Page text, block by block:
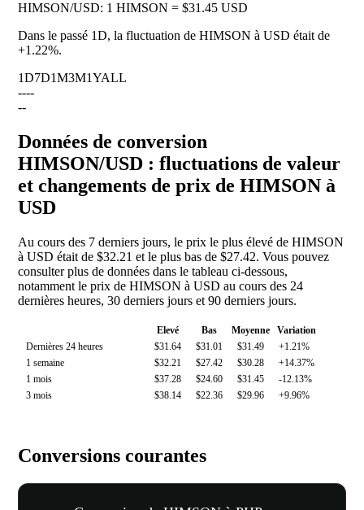
HIMSON/USD: 1 HIMSON = $31.45 USD
Dans le passé 1D, la fluctuation de HIMSON à USD était de
+1.22%.
1D7D1M3M1YALL
----
--
Données de conversion
HIMSON/USD : fluctuations de valeur
et changements de prix de HIMSON à
USD
Au cours des 7 derniers jours, le prix le plus élevé de HIMSON
à USD était de $32.21 et le plus bas de $27.42. Vous pouvez
consulter plus de données dans le tableau ci-dessous,
notamment le prix de HIMSON à USD au cours des 24
dernières heures, 30 derniers jours et 90 derniers jours.
Elevé Bas Moyenne
Variation
Dernières 24 heures
$31.64 $31.01 $31.49
+1.21%
1 semaine
$32.21 $27.42 $30.28
+14.37%
1 mois
$37.28 $24.60 $31.45
-12.13%
3 mois
$38.14 $22.36 $29.96 +9.96%
Conversions courantes